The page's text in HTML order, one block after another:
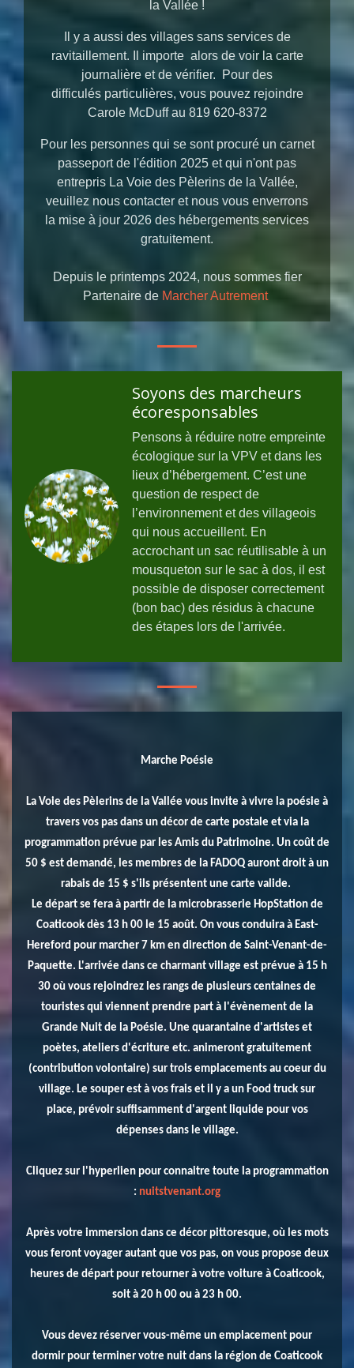
la Vallée !
Il y a aussi des villages sans services de
ravitaillement. Il importe alors de voir la carte
journalière et de vérifier. Pour des
difficulés particulières, vous pouvez rejoindre
Carole McDuff au 819 620-8372
Pour les personnes qui se sont procuré un carnet
passeport de l'édition 2025 et qui n'ont pas
entrepris La Voie des Pèlerins de la Vallée,
veuillez nous contacter et nous vous enverrons
la mise à jour 2026 des hébergements services
gratuitement.
Depuis le printemps 2024, nous sommes fier
Partenaire de Marcher Autrement
Soyons des marcheurs
écoresponsables
Pensons à réduire notre empreinte
écologique sur la VPV et dans les
lieux d’hébergement. C’est une
question de respect de
l’environnement et des villageois
qui nous accueillent. En
accrochant un sac réutilisable à un
mousqueton sur le sac à dos, il est
possible de disposer correctement
(bon bac) des résidus à chacune
des étapes lors de l'arrivée.
Marche Poésie
La Voie des Pèlerins de la Vallée vous invite à vivre la poésie à
travers vos pas dans un décor de carte postale et via la
programmation prévue par les Amis du Patrimoine. Un coût de
50 $ est demandé, les membres de la FADOQ auront droit à un
rabais de 15 $ s'ils présentent une carte valide.
Le départ se fera à partir de la microbrasserie HopStation de
Coaticook dès 13 h 00 le 15 août. On vous conduira à East-
Hereford pour marcher 7 km en direction de Saint-Venant-de-
Paquette. L'arrivée dans ce charmant village est prévue à 15 h
30 où vous rejoindrez les rangs de plusieurs centaines de
touristes qui viennent prendre part à l'évènement de la
Grande Nuit de la Poésie. Une quarantaine d'artistes et
poètes, ateliers d'écriture etc. animeront gratuitement
(contribution volontaire) sur trois emplacements au coeur du
village. Le souper est à vos frais et il y a un Food truck sur
place, prévoir suffisamment d'argent liquide pour vos
dépenses dans le village.
Cliquez sur l'hyperlien pour connaitre toute la programmation
: nuitstvenant.org
Après votre immersion dans ce décor pittoresque, où les mots
vous feront voyager autant que vos pas, on vous propose deux
heures de départ pour retourner à votre voiture à Coaticook,
soit à 20 h 00 ou à 23 h 00.
Vous devez réserver vous-même un emplacement pour
dormir pour terminer votre nuit dans la région de Coaticook